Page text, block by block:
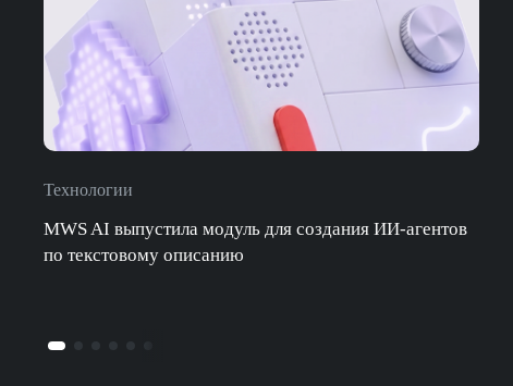
Технологии
MWS AI выпустила модуль для создания ИИ-агентов
по текстовому описанию